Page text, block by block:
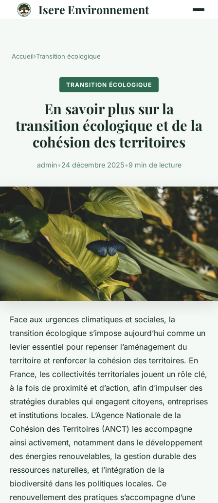
Isere Environnement
Accueil›Transition écologique
TRANSITION ÉCOLOGIQUE
En savoir plus sur la
transition écologique et de la
cohésion des territoires
admin•24 décembre 2025•9 min de lecture
Face aux urgences climatiques et sociales, la
transition écologique s’impose aujourd’hui comme un
levier essentiel pour repenser l’aménagement du
territoire et renforcer la cohésion des territoires. En
France, les collectivités territoriales jouent un rôle clé,
à la fois de proximité et d’action, afin d’impulser des
stratégies durables qui engagent citoyens, entreprises
et institutions locales. L’Agence Nationale de la
Cohésion des Territoires (ANCT) les accompagne
ainsi activement, notamment dans le développement
des énergies renouvelables, la gestion durable des
ressources naturelles, et l’intégration de la
biodiversité dans les politiques locales. Ce
renouvellement des pratiques s’accompagne d’une